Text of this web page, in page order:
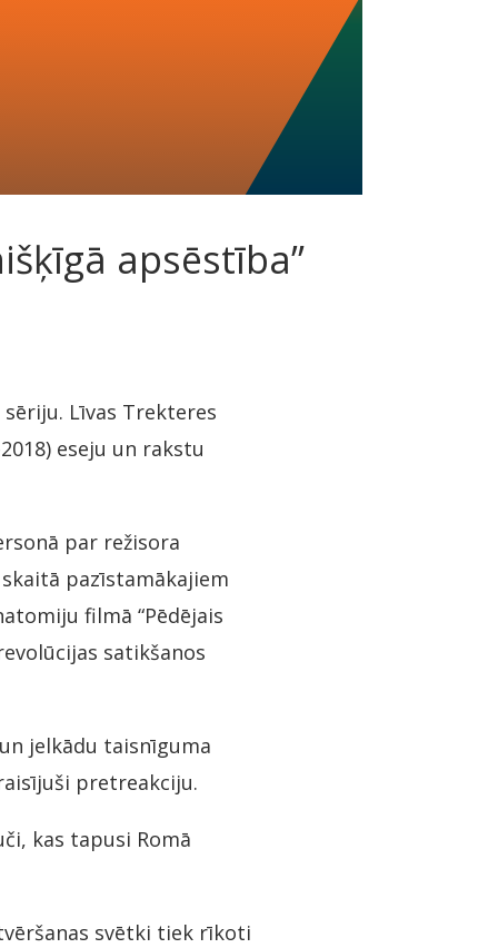
apsēstība”
Līvas Trekteres
eseju un rakstu
par režisora
pazīstamākajiem
filmā “Pēdējais
satikšanos
jelkādu taisnīguma
pretreakciju.
kas tapusi Romā
svētki tiek rīkoti